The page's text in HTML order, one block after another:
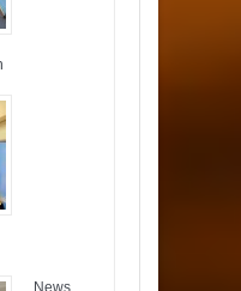
News